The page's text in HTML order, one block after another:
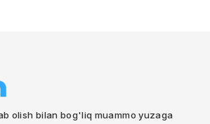
olish bilan bog'liq muammo yuzaga